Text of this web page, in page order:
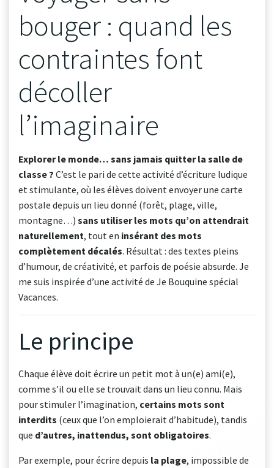
bouger : quand les
contraintes font
décoller
l’imaginaire
Explorer le monde… sans jamais quitter la salle de
classe ? C’est le pari de cette activité d’écriture ludique
et stimulante, où les élèves doivent envoyer une carte
postale depuis un lieu donné (forêt, plage, ville,
montagne…) sans utiliser les mots qu’on attendrait
naturellement, tout en insérant des mots
complètement décalés. Résultat : des textes pleins
d’humour, de créativité, et parfois de poésie absurde. Je
me suis inspirée d’une activité de Je Bouquine spécial
Vacances.
Le principe
Chaque élève doit écrire un petit mot à un(e) ami(e),
comme s’il ou elle se trouvait dans un lieu connu. Mais
pour stimuler l’imagination, certains mots sont
interdits (ceux que l’on emploierait d’habitude), tandis
que d’autres, inattendus, sont obligatoires.
Par exemple, pour écrire depuis la plage, impossible de